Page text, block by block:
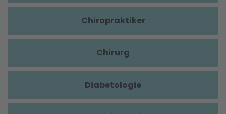
Chiropraktiker
Chirurg
Diabetologie